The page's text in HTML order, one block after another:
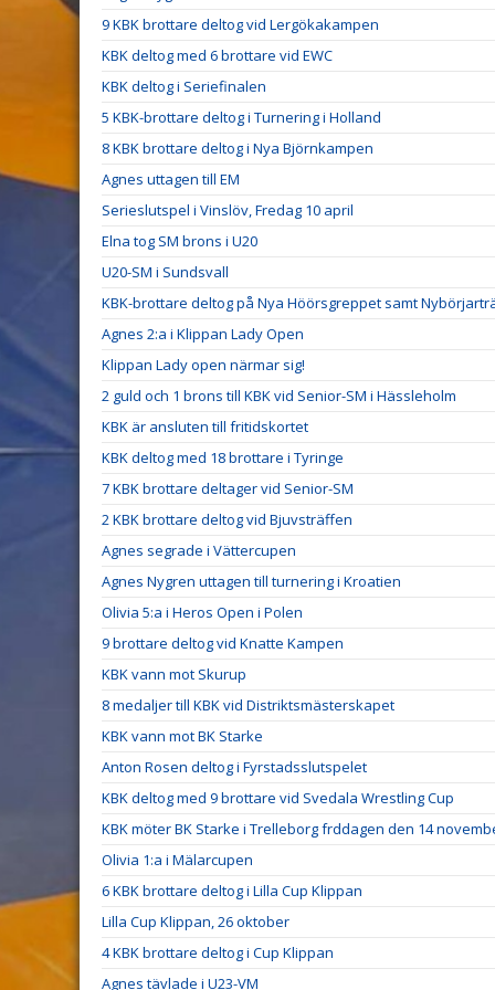
9 KBK brottare deltog vid Lergökakampen
KBK deltog med 6 brottare vid EWC
KBK deltog i Seriefinalen
5 KBK-brottare deltog i Turnering i Holland
8 KBK brottare deltog i Nya Björnkampen
Agnes uttagen till EM
Serieslutspel i Vinslöv, Fredag 10 april
Elna tog SM brons i U20
U20-SM i Sundsvall
KBK-brottare deltog på Nya Höörsgreppet samt
Agnes 2:a i Klippan Lady Open
Klippan Lady open närmar sig!
2 guld och 1 brons till KBK vid Senior-SM i Hässleholm
KBK är ansluten till fritidskortet
KBK deltog med 18 brottare i Tyringe
7 KBK brottare deltager vid Senior-SM
2 KBK brottare deltog vid Bjuvsträffen
Agnes segrade i Vättercupen
Agnes Nygren uttagen till turnering i Kroatien
Olivia 5:a i Heros Open i Polen
9 brottare deltog vid Knatte Kampen
KBK vann mot Skurup
8 medaljer till KBK vid Distriktsmästerskapet
KBK vann mot BK Starke
Anton Rosen deltog i Fyrstadsslutspelet
KBK deltog med 9 brottare vid Svedala Wrestling Cup
KBK möter BK Starke i Trelleborg frddagen den 14
Olivia 1:a i Mälarcupen
6 KBK brottare deltog i Lilla Cup Klippan
Lilla Cup Klippan, 26 oktober
4 KBK brottare deltog i Cup Klippan
Agnes tävlade i U23-VM